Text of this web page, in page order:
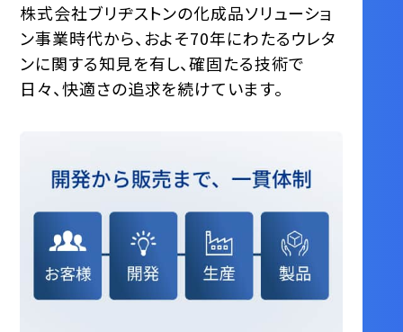
株式会社ブリヂストンの化成品ソリューショ
ン事業時代から、およそ70年にわたるウレタ
ンに関する知見を有し、確固たる技術で
⽇々、快適さの追求を続けています。